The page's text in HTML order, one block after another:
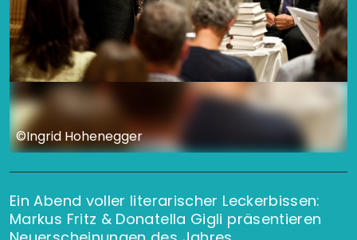
©Ingrid Hohenegger
Ein Abend voller literarischer Leckerbissen:
Markus Fritz & Donatella Gigli präsentieren